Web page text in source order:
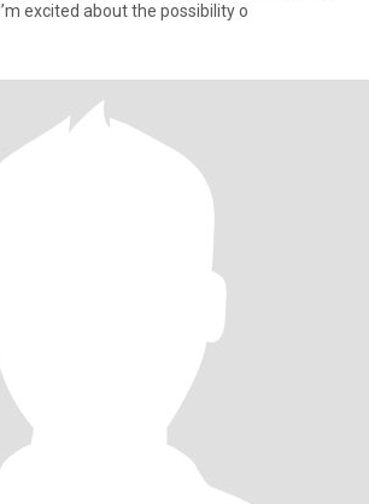
lasting partnership. I’m excited about the possibility o